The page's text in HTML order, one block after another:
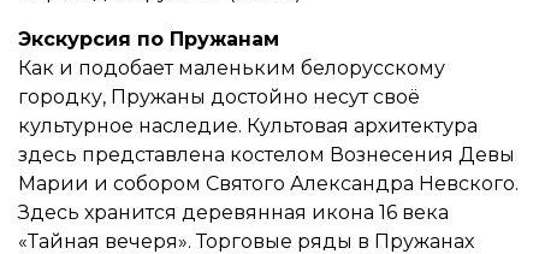
Экскурсия по Пружанам
Как и подобает маленьким белорусскому
городку, Пружаны достойно несут своё
культурное наследие. Культовая архитектура
здесь представлена костелом Вознесения Девы
Марии и собором Святого Александра Невского.
Здесь хранится деревянная икона 16 века
«Тайная вечеря». Торговые ряды в Пружанах